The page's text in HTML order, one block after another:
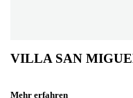
VILLA SAN
Mehr erfahren